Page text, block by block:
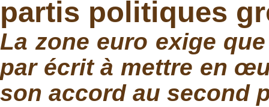
partis politiques
La zone euro exige
par écrit à mettre en
son accord au second